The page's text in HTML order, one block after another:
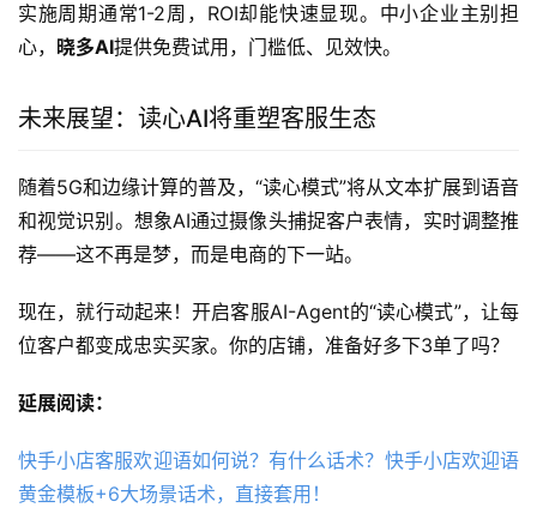
实施周期通常1-2周，ROI却能快速显现。中小企业主别担
心， 晓多AI提供免费试用，门槛低、见效快。
未来展望：读心AI将重塑客服生态
随着5G和边缘计算的普及，“读心模式”将从文本扩展到语音
和视觉识别。想象AI通过摄像头捕捉客户表情，实时调整推
荐——这不再是梦，而是电商的下一站。
现在，就行动起来！开启客服AI-Agent的“读心模式”，让每
位客户都变成忠实买家。你的店铺，准备好多下3单了吗？
延展阅读：
快手小店客服欢迎语如何说？有什么话术？快手小店欢迎语
黄金模板+6大场景话术，直接套用！